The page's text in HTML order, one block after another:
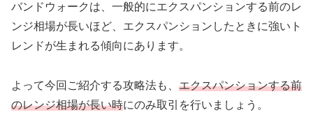
バンドウォークは、一般的にエクスパンションする前のレ
ンジ相場が長いほど、エクスパンションしたときに強いト
レンドが生まれる傾向にあります。
よって今回ご紹介する攻略法も、 エクスパンションする前
のレンジ相場が長い時にのみ取引を行いましょう。